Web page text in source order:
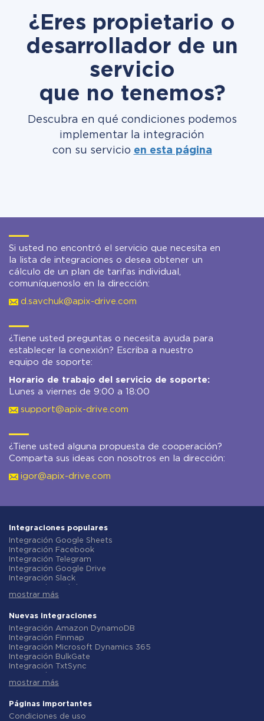
¿Eres propietario o
desarrollador de un
servicio
que no tenemos?
Descubra en qué condiciones podemos
implementar la integración
con su servicio en esta página
Si usted no encontró el servicio que necesita en
la lista de integraciones o desea obtener un
cálculo de un plan de tarifas individual,
comuníquenoslo en la dirección:
d.savchuk@apix-drive.com
¿Tiene usted preguntas o necesita ayuda para
establecer la conexión? Escriba a nuestro
equipo de soporte:
Horario de trabajo del servicio de soporte:
Lunes a viernes de 9:00 a 18:00
support@apix-drive.com
¿Tiene usted alguna propuesta de cooperación?
Comparta sus ideas con nosotros en la dirección:
igor@apix-drive.com
Integraciones populares
Integración Google Sheets
Integración Facebook
Integración Telegram
Integración Google Drive
Integración Slack
Integración Gmail
Integración ClickUp
Integración Airtable
Integración Google Contacts
Integración OpenAI (ChatGPT)
Integración Instagram
Integración ActiveCampaign
Integración Typeform
Integración Salesforce CRM
Integración Notion
mostrar más
Nuevas integraciones
Integración Amazon DynamoDB
Integración Finmap
Integración Microsoft Dynamics 365
Integración BulkGate
Integración TxtSync
Integración Corezoid
Integración Instasent
Integración AtomPark
mostrar más
Páginas importantes
Condiciones de uso